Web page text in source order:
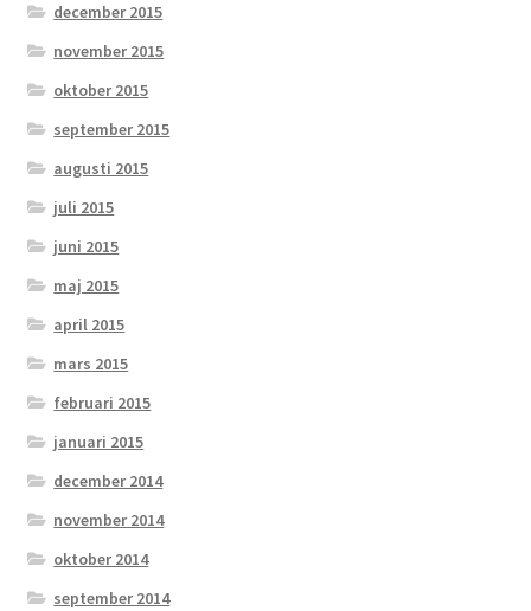
december 2015
november 2015
oktober 2015
september 2015
augusti 2015
juli 2015
juni 2015
maj 2015
april 2015
mars 2015
februari 2015
januari 2015
december 2014
november 2014
oktober 2014
september 2014